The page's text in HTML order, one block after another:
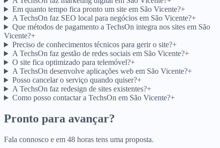
Em quanto tempo fica pronto um site em São Vicente?+
A TechsOn faz SEO local para negócios em São Vicente?+
Que métodos de pagamento a TechsOn integra nos sites em São
Vicente?+
Preciso de conhecimentos técnicos para gerir o site?+
A TechsOn faz gestão de redes sociais em São Vicente?+
O site fica optimizado para telemóvel?+
A TechsOn desenvolve aplicações web em São Vicente?+
Posso cancelar o serviço quando quiser?+
A TechsOn faz redesign de sites existentes?+
Como posso contactar a TechsOn em São Vicente?+
Pronto para avançar?
Fala connosco e em 48 horas tens uma proposta.